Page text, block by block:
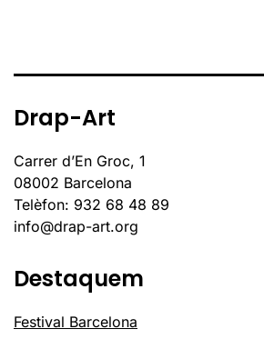
Drap-Art
Carrer d’En Groc, 1
08002 Barcelona
Telèfon: 932 68 48 89
info@drap-art.org
Destaquem
Festival Barcelona